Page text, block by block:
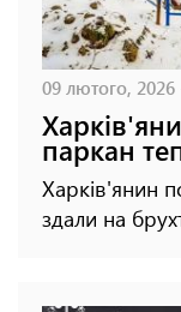
09 лютого, 2026
паркан
Харків'янин
здали на